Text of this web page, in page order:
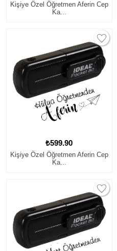
Kişiye Özel Öğretmen Aferin Cep
Ka...
₺599.90
Kişiye Özel Öğretmen Aferin Cep
Ka...